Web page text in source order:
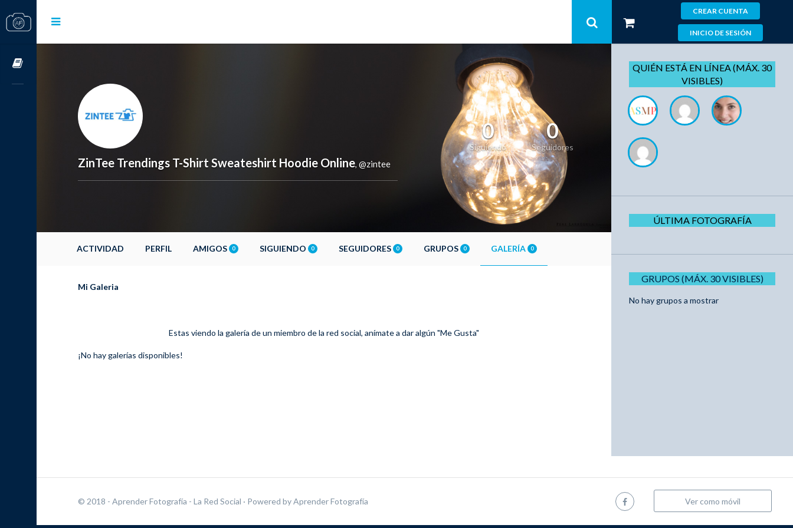
CREAR CUENTA
INICIO DE SESIÓN
ZinTee Trendings T-Shirt Sweateshirt Hoodie Online, @zintee
0
Siguiendo
0
Seguidores
ACTIVIDAD PERFIL AMIGOS 0 SIGUIENDO 0 SEGUIDORES 0 GRUPOS 0 GALERÍA 0
Mi Galeria
Estas viendo la galería de un miembro de la red social, anímate a dar algún "Me Gusta"
¡No hay galerías disponibles!
QUIÉN ESTÁ EN LÍNEA (MÁX. 30
VISIBLES)
ÚLTIMA FOTOGRAFÍA
GRUPOS (MÁX. 30 VISIBLES)
No hay grupos a mostrar
© 2018 - Aprender Fotografía - La Red Social · Powered byAprender Fotografía